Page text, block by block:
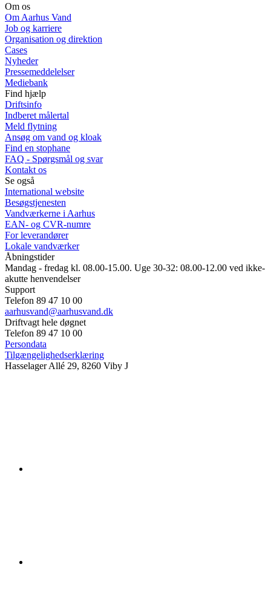
Om os
Om Aarhus Vand
Job og karriere
Organisation og direktion
Cases
Nyheder
Pressemeddelelser
Mediebank
Find hjælp
Driftsinfo
Indberet målertal
Meld flytning
Ansøg om vand og kloak
Find en stophane
FAQ - Spørgsmål og svar
Kontakt os
Se også
International website
Besøgstjenesten
Vandværkerne i Aarhus
EAN- og CVR-numre
For leverandører
Lokale vandværker
Åbningstider
Mandag - fredag kl. 08.00-15.00. Uge 30-32: 08.00-12.00 ved ikke-
akutte henvendelser
Support
Telefon 89 47 10 00
aarhusvand@aarhusvand.dk
Driftvagt hele døgnet
Telefon 89 47 10 00
Persondata
Tilgængelighedserklæring
Hasselager Allé 29, 8260 Viby J